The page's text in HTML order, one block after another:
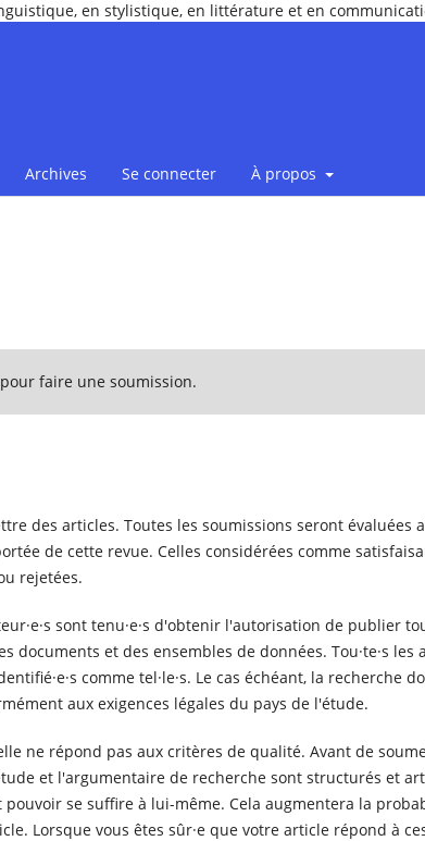
en stylistique, en littérature et en
Archives Se connecter À propos
faire une soumission.
des articles. Toutes les soumissions seront
de cette revue. Celles considérées comme
rejetées.
sont tenu·e·s d'obtenir l'autorisation de publier
documents et des ensembles de données. Tou·te·s les
comme tel·le·s. Le cas échéant, la recherche
aux exigences légales du pays de l'étude.
ne répond pas aux critères de qualité. Avant de
et l'argumentaire de recherche sont structurés et
se suffire à lui-même. Cela augmentera la
Lorsque vous êtes sûr·e que votre article répond à